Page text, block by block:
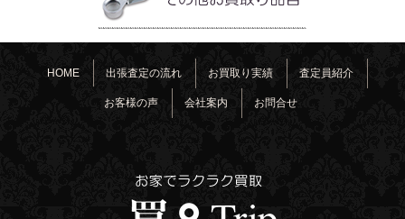
HOME 出張査定の流れ お買取り実績 査定員紹介
お客様の声 会社案内 お問合せ